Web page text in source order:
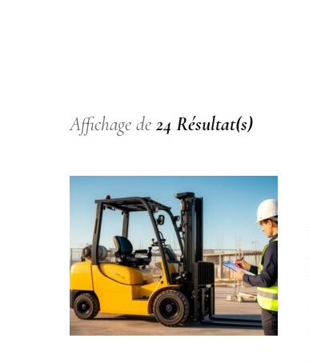
Affichage de 24 Résultat(s)